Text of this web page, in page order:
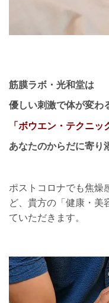
筋膜ラボ・光和堂は
優しい刺激で体が変わ
「ボウエン・テクニッ
あなたのからだに寄り
ポストコロナでも焦燥
ど、貴方の「健康・美
ていただきます。